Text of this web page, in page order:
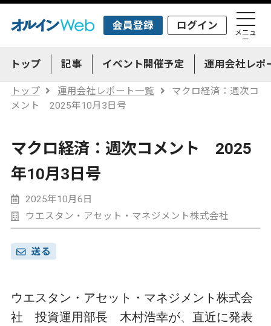
会員登録 ログイン
メニュ
ー
トップ 記事 イベント開催予定 運用会社レポ
トップ 運用会社レポート一覧
マクロ経済：週次コ
メント 2025年10月3日号
マクロ経済：週次コメント 2025
年10月3日号
2025年10月6日
ウエスタン・アセット・マネジメント株式会社
送る
ウエスタン・アセット・マネジメント株式会
社 投資運用部長 木村浩幸が、直近に発表